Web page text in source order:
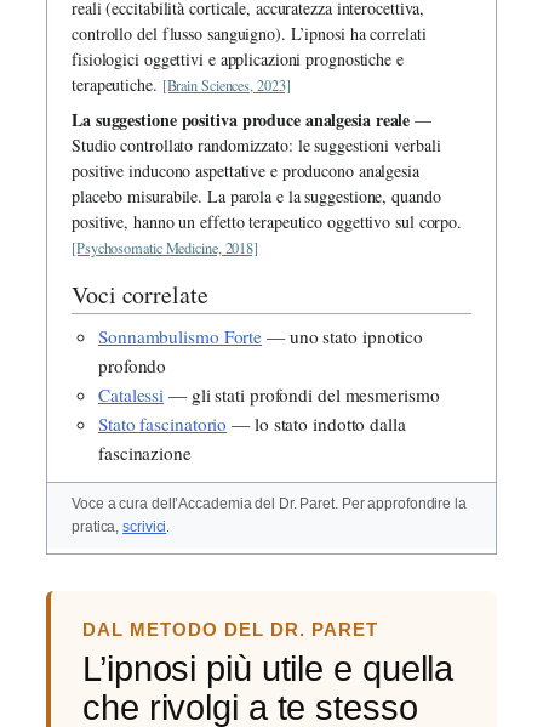
reali (eccitabilità corticale, accuratezza interocettiva,
controllo del flusso sanguigno). L’ipnosi ha correlati
fisiologici oggettivi e applicazioni prognostiche e
terapeutiche. [Brain Sciences, 2023]
La suggestione positiva produce analgesia reale —
Studio controllato randomizzato: le suggestioni verbali
positive inducono aspettative e producono analgesia
placebo misurabile. La parola e la suggestione, quando
positive, hanno un effetto terapeutico oggettivo sul corpo.
[Psychosomatic Medicine, 2018]
Voci correlate
Sonnambulismo Forte — uno stato ipnotico
profondo
Catalessi — gli stati profondi del mesmerismo
Stato fascinatorio — lo stato indotto dalla
fascinazione
Voce a cura dell’Accademia del Dr. Paret. Per approfondire la
pratica,scrivici.
DAL METODO DEL DR. PARET
L’ipnosi più utile e quella
che rivolgi a te stesso